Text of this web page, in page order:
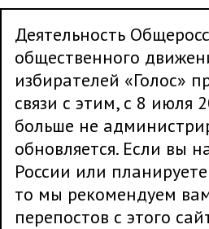
Деятельность
общественного
избирателей «Голос»
связи с этим, с 8 июля
больше не
обновляется. Если вы
России или
то мы рекомендуем
перепостов с этого